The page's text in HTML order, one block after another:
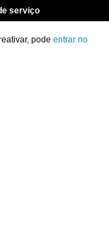
serviço
pode entrar no